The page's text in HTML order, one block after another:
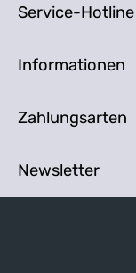
Dr. Wolz aus der
und in Phasen
Service-Hotline
Informationen
Zahlungsarten
Newsletter